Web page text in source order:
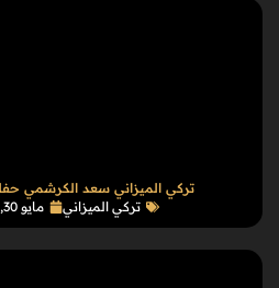
تركي الميزاني سعد الكرشمي حفلة
تركي الميزاني
مايو 30, 2026